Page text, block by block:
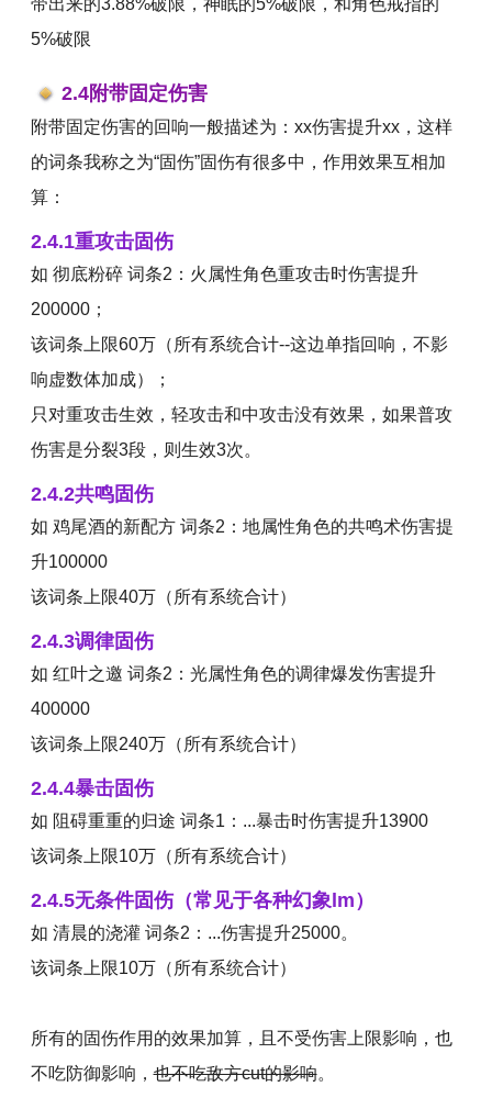
带出来的3.88%破限，神眠的5%破限，和角色戒指的
5%破限
2.4附带固定伤害
附带固定伤害的回响一般描述为：xx伤害提升xx，这样
的词条我称之为“固伤”固伤有很多中，作用效果互相加
算：
2.4.1重攻击固伤
如 彻底粉碎 词条2：火属性角色重攻击时伤害提升
200000；
该词条上限60万（所有系统合计--这边单指回响，不影
响虚数体加成）；
只对重攻击生效，轻攻击和中攻击没有效果，如果普攻
伤害是分裂3段，则生效3次。
2.4.2共鸣固伤
如 鸡尾酒的新配方 词条2：地属性角色的共鸣术伤害提
升100000
该词条上限40万（所有系统合计）
2.4.3调律固伤
如 红叶之邀 词条2：光属性角色的调律爆发伤害提升
400000
该词条上限240万（所有系统合计）
2.4.4暴击固伤
如 阻碍重重的归途 词条1：...暴击时伤害提升13900
该词条上限10万（所有系统合计）
2.4.5无条件固伤（常见于各种幻象lm）
如 清晨的浇灌 词条2：...伤害提升25000。
该词条上限10万（所有系统合计）
所有的固伤作用的效果加算，且不受伤害上限影响，也
不吃防御影响，也不吃敌方cut的影响。